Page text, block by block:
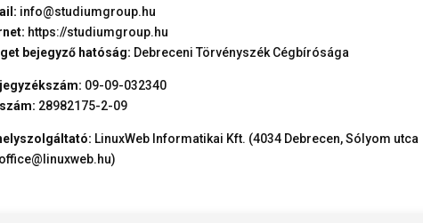
info@studiumgroup.hu
https://studiumgroup.hu
bejegyző hatóság: Debreceni Törvényszék Cégbírósága
09-09-032340
28982175-2-09
LinuxWeb Informatikai Kft. (4034 Debrecen, Sólyom utca